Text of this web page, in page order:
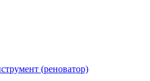
(реноватор)